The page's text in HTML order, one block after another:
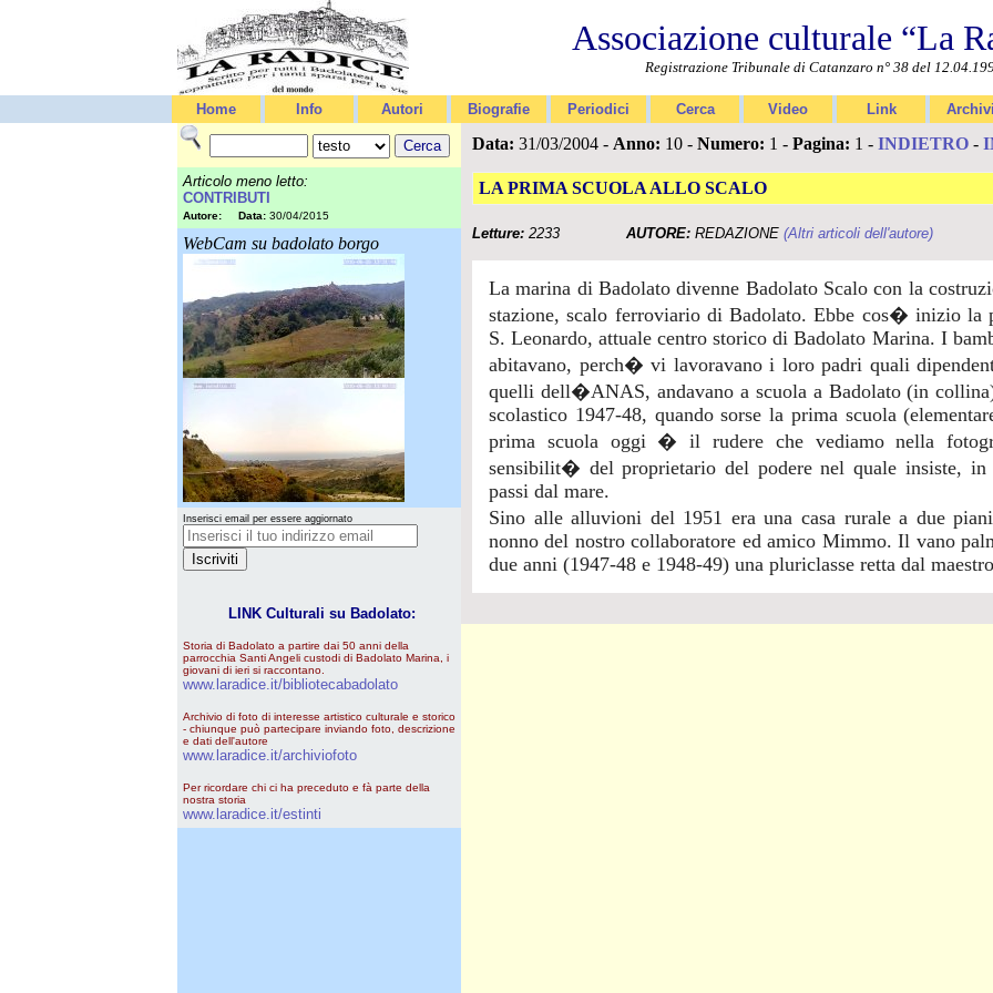
Associazione culturale “La
Registrazione Tribunale di Catanzaro n° 38 del
Home Info Autori Biografie Periodici Cerca Video Link
Articolo meno letto:
CONTRIBUTI
Autore: Data: 30/04/2015
WebCam su badolato borgo
Inserisci email per essere aggiornato
LINK Culturali su Badolato:
Storia di Badolato a partire dai 50 anni della
parrocchia Santi Angeli custodi di Badolato Marina, i
giovani di ieri si raccontano.
www.laradice.it/bibliotecabadolato
Archivio di foto di interesse artistico culturale e storico
- chiunque può partecipare inviando foto, descrizione
e dati dell'autore
www.laradice.it/archiviofoto
Per ricordare chi ci ha preceduto e fà parte della
nostra storia
www.laradice.it/estinti
Data: 31/03/2004 - Anno: 10 - Numero: 1 - Pagina: 1 - INDIETRO -
LA PRIMA SCUOLA ALLO SCALO
Letture: 2233 AUTORE: REDAZIONE (Altri articoli dell'autore)
La marina di Badolato divenne Badolato Scalo con la
stazione, scalo ferroviario di Badolato. Ebbe cos� inizio la
S. Leonardo, attuale centro storico di Badolato Marina. I
abitavano, perch� vi lavoravano i loro padri quali
quelli dell�ANAS, andavano a scuola a Badolato (in
scolastico 1947-48, quando sorse la prima scuola
prima scuola oggi � il rudere che vediamo nella
sensibilit� del proprietario del podere nel quale insiste,
passi dal mare.
Sino alle alluvioni del 1951 era una casa rurale a due
nonno del nostro collaboratore ed amico Mimmo. Il vano
due anni (1947-48 e 1948-49) una pluriclasse retta dal